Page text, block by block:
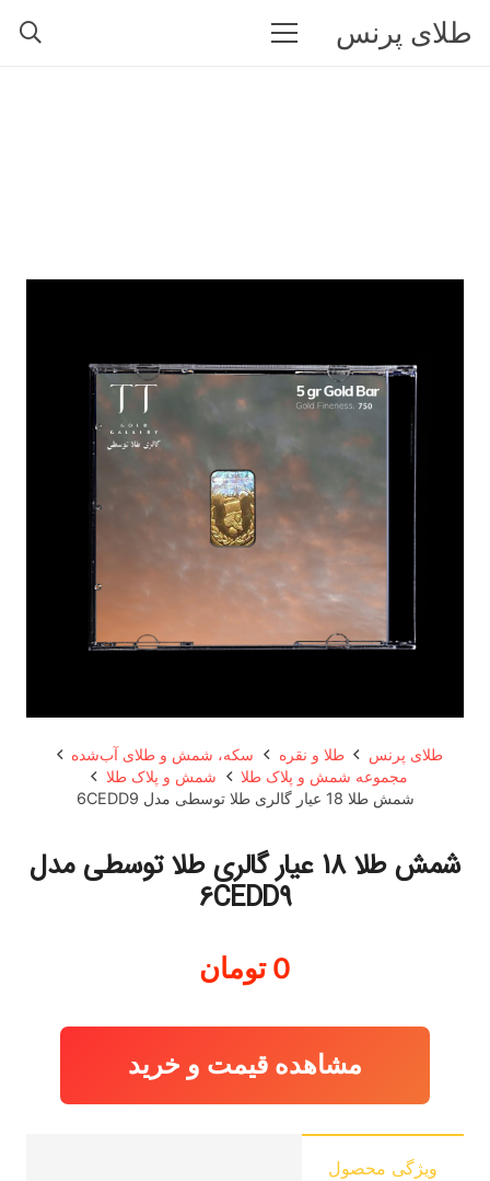
طلای پرنس
طلای پرنس طلا و نقره
سکه، شمش و طلای آب‌شده
مجموعه شمش و پلاک طلا
شمش و پلاک طلا
شمش طلا 18 عیار گالری طلا توسطی مدل 6CEDD9
شمش طلا 18 عیار گالری طلا توسطی مدل
6CEDD9
0 تومان
مشاهده قیمت و خرید
ویژگی محصول